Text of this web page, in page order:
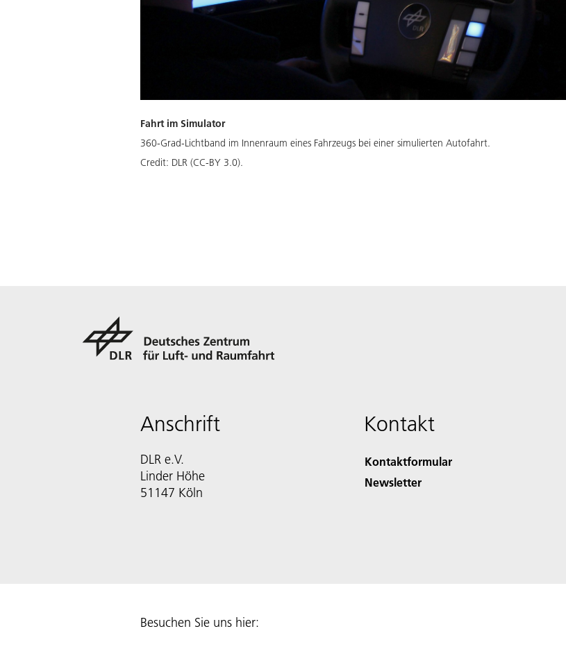
Fahrt im Simulator
360-Grad-Lichtband im Innenraum eines Fahrzeugs bei einer simulierten Autofahrt.
Credit: DLR (CC-BY 3.0).
Anschrift
DLR e.V.
Linder Höhe
51147 Köln
Kontakt
Kontaktformular
Newsletter
Besuchen Sie uns hier: